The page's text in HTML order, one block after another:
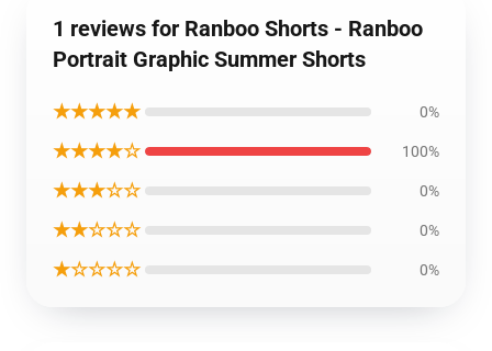
1 reviews for Ranboo Shorts - Ranboo
Portrait Graphic Summer Shorts
★★★★★ 0%
★★★★☆ 100%
★★★☆☆ 0%
★★☆☆☆ 0%
★☆☆☆☆ 0%